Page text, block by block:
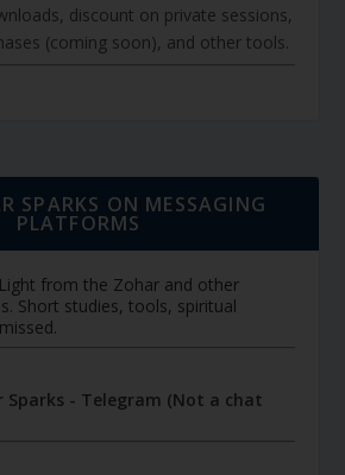
discount on private sessions,
(coming soon), and other tools.
SPARKS ON MESSAGING
PLATFORMS
from the Zohar and other
Short studies, tools, spiritual
Sparks - Telegram (Not a chat